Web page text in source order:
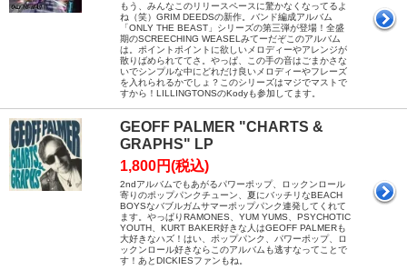
もう、みんなこのリリースペースに驚かなくなってるよ
ね（笑）GRIM DEEDSの新作。バンド編成アルバム
「ONLY THE BEAST」シリーズの第三弾が登場！全盛
期のSCREECHING WEASELみてーだぞこのアルバム
は。ポイントポイントに欲しいメロディーやアレンジが
散りばめられててさ。やっぱ、この手の音はごまかさな
いでシンプルな中にどれだけ良いメロディーやフレーズ
を入れられるかでしょ？このシリーズはマジでマストで
すから！LILLINGTONSのKodyも参加してます。
GEOFF PALMER "CHARTS &
GRAPHS" LP
1,800円(税込)
2ndアルバムでもあがるパワーポップ、ロックンロール
寄りのポップパンクチューン、夏にバッチリなBEACH
BOYSなバブルガムサマーポップパンク連発してくれて
ます。やっぱりRAMONES、YUM YUMS、PSYCHOTIC
YOUTH、KURT BAKER好きな人はGEOFF PALMERも
大好きなハズ！はい、ポップパンク、パワーポップ、ロ
ックンロール好きならこのアルバムも逃すなってことで
す！あとDICKIESファンもね。